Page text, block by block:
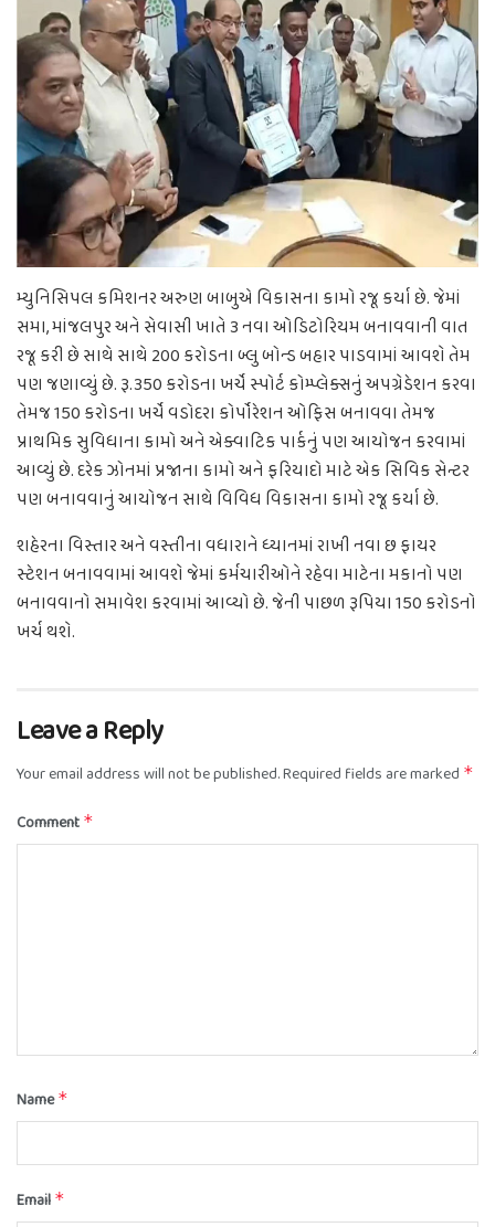
મ્યુનિસિપલ કમિશનર અરુણ બાબુએ વિકાસના કામો રજૂ કર્યા છે. જેમાં
સમા, માંજલપુર અને સેવાસી ખાતે 3 નવા ઓડિટોરિયમ બનાવવાની વાત
રજૂ કરી છે સાથે સાથે 200 કરોડના બ્લુ બોન્ડ બહાર પાડવામાં આવશે તેમ
પણ જણાવ્યું છે. રૂ.350 કરોડના ખર્ચે સ્પોર્ટ કોમ્પ્લેક્સનું અપગ્રેડેશન કરવા
તેમજ 150 કરોડના ખર્ચે વડોદરા કોર્પોરેશન ઓફિસ બનાવવા તેમજ
પ્રાથમિક સુવિધાના કામો અને એક્વાટિક પાર્કનું પણ આયોજન કરવામાં
આવ્યું છે. દરેક ઝોનમાં પ્રજાના કામો અને ફરિયાદો માટે એક સિવિક સેન્ટર
પણ બનાવવાનું આયોજન સાથે વિવિધ વિકાસના કામો રજૂ કર્યા છે.
શહેરના વિસ્તાર અને વસ્તીના વધારાને ધ્યાનમાં રાખી નવા છ ફાયર
સ્ટેશન બનાવવામાં આવશે જેમાં કર્મચારીઓને રહેવા માટેના મકાનો પણ
બનાવવાનો સમાવેશ કરવામાં આવ્યો છે. જેની પાછળ રૂપિયા 150 કરોડનો
ખર્ચ થશે.
Leave a Reply
Your email address will not be published.Required fields are marked *
Comment *
Name*
Email *